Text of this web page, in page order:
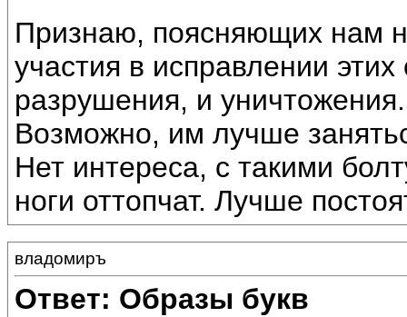
Признаю, поясняющих нам
участия в исправлении
разрушения, и уничтожения.
Возможно, им лучше
Нет интереса, с такими
ноги оттопчат. Лучше
владомиръ
Ответ: Образы букв